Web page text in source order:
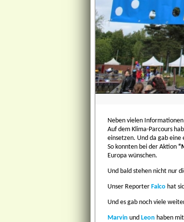
Neben vielen
Auf dem Klima-Parcours
einsetzen. Und da gab
So konnten bei der Aktion
Europa wünschen.
Und bald stehen nicht nur
Unser Reporter Falco hat
Und es gab noch viele
Marvin und Leon haben